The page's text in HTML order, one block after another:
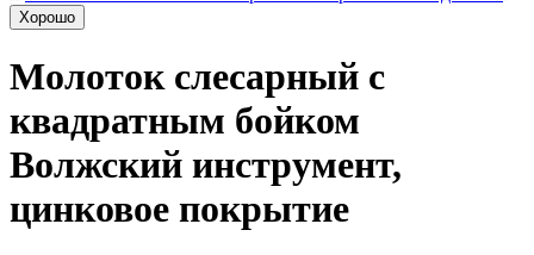
Хорошо
Молоток слесарный с
квадратным бойком
Волжский инструмент,
цинковое покрытие